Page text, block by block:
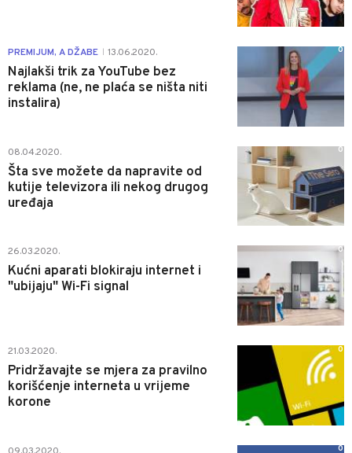
PREMIJUM, A DŽABE 13.06.2020.
Najlakši trik za YouTube bez
reklama (ne, ne plaća se ništa niti
instalira)
0
08.04.2020.
Šta sve možete da napravite od
kutije televizora ili nekog drugog
uređaja
0
26.03.2020.
Kućni aparati blokiraju internet i
"ubijaju" Wi-Fi signal
0
21.03.2020.
Pridržavajte se mjera za pravilno
korišćenje interneta u vrijeme
korone
0
0